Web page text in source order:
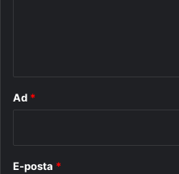
Ad *
E-posta *